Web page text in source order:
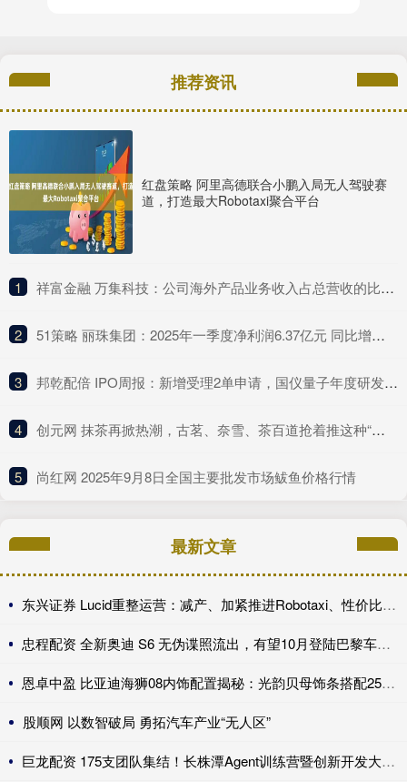
推荐资讯
红盘策略 阿里高德联合小鹏入局无人驾驶赛
道，打造最大Robotaxi聚合平台
1 ​祥富金融 万集科技：公司海外产品业务收入占总营收的比例较低
2 ​51策略 丽珠集团：2025年一季度净利润6.37亿元 同比增长4.75%
3 ​邦乾配倍 IPO周报：新增受理2单申请，国仪量子年度研发投入占比下滑
4 ​创元网 抹茶再掀热潮，古茗、奈雪、茶百道抢着推这种“浓”新品
5 ​尚红网 2025年9月8日全国主要批发市场鲅鱼价格行情
最新文章
东兴证券 Lucid重整运营：减产、加紧推进Robotaxi、性价比车型继续跳票
忠程配资 全新奥迪 S6 无伪谍照流出，有望10月登陆巴黎车展完成首秀!
恩卓中盈 比亚迪海狮08内饰配置揭秘：光韵贝母饰条搭配25扬帝瓦雷音响登场
股顺网 以数智破局 勇拓汽车产业“无人区”
巨龙配资 175支团队集结！长株潭Agent训练营暨创新开发大赛第一期训练营开讲